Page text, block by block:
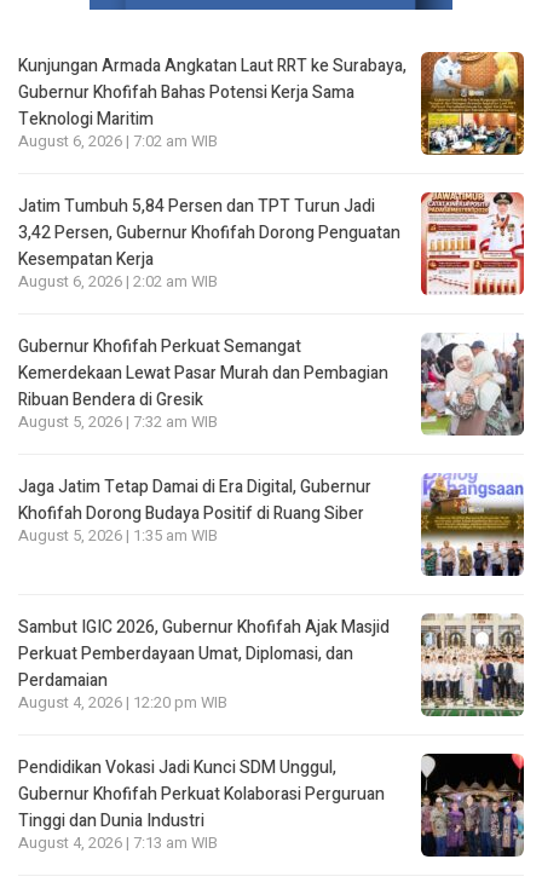
Kunjungan Armada Angkatan Laut RRT ke Surabaya,
Gubernur Khofifah Bahas Potensi Kerja Sama
Teknologi Maritim
August 6, 2026 | 7:02 am WIB
Jatim Tumbuh 5,84 Persen dan TPT Turun Jadi
3,42 Persen, Gubernur Khofifah Dorong Penguatan
Kesempatan Kerja
August 6, 2026 | 2:02 am WIB
Gubernur Khofifah Perkuat Semangat
Kemerdekaan Lewat Pasar Murah dan Pembagian
Ribuan Bendera di Gresik
August 5, 2026 | 7:32 am WIB
Jaga Jatim Tetap Damai di Era Digital, Gubernur
Khofifah Dorong Budaya Positif di Ruang Siber
August 5, 2026 | 1:35 am WIB
Sambut IGIC 2026, Gubernur Khofifah Ajak Masjid
Perkuat Pemberdayaan Umat, Diplomasi, dan
Perdamaian
August 4, 2026 | 12:20 pm WIB
Pendidikan Vokasi Jadi Kunci SDM Unggul,
Gubernur Khofifah Perkuat Kolaborasi Perguruan
Tinggi dan Dunia Industri
August 4, 2026 | 7:13 am WIB